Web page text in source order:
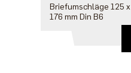
Briefumschläge 125 x
176 mm Din B6